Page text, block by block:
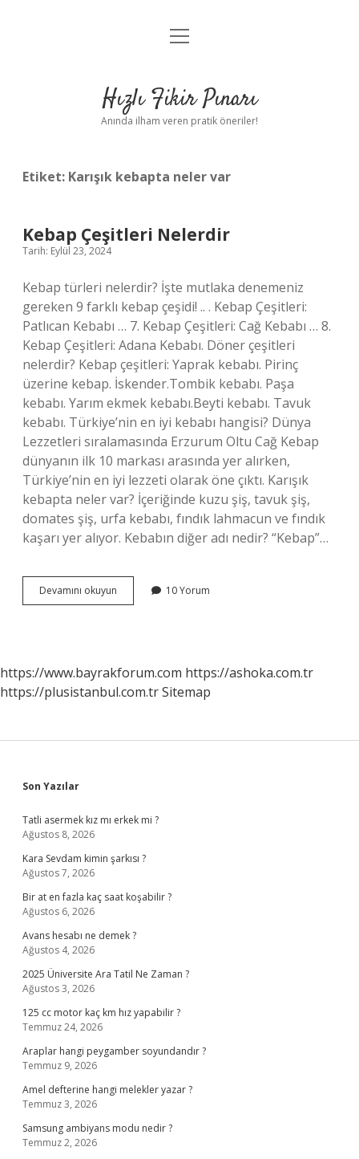
Anasayfa
Yasal Uyarı
menüyü
Hızlı Fikir Pınarı
Anında ilham veren pratik öneriler!
Etiket: Karışık kebapta neler var
Kebap Çeşitleri Nelerdir
Tarih: Eylül 23, 2024
Kebap türleri nelerdir? İşte mutlaka denemeniz
gereken 9 farklı kebap çeşidi! .. . Kebap Çeşitleri:
Patlıcan Kebabı … 7. Kebap Çeşitleri: Cağ Kebabı … 8.
Kebap Çeşitleri: Adana Kebabı. Döner çeşitleri
nelerdir? Kebap çeşitleri: Yaprak kebabı. Pirinç
üzerine kebap. İskender.Tombik kebabı. Paşa
kebabı. Yarım ekmek kebabı.Beyti kebabı. Tavuk
kebabı. Türkiye’nin en iyi kebabı hangisi? Dünya
Lezzetleri sıralamasında Erzurum Oltu Cağ Kebap
dünyanın ilk 10 markası arasında yer alırken,
Türkiye’nin en iyi lezzeti olarak öne çıktı. Karışık
kebapta neler var? İçeriğinde kuzu şiş, tavuk şiş,
domates şiş, urfa kebabı, fındık lahmacun ve fındık
kaşarı yer alıyor. Kebabın diğer adı nedir? “Kebap”…
Devamını okuyun
Çeşitleri
10 Yorum
https://www.bayrakforum.com https://ashoka.com.tr
https://plusistanbul.com.trSitemap
Sidebar
Son Yazılar
Tatli asermek kız mı erkek mi ?
Ağustos 8, 2026
Kara Sevdam kimin şarkısı ?
Ağustos 7, 2026
Bir at en fazla kaç saat koşabilir ?
Ağustos 6, 2026
Avans hesabı ne demek ?
Ağustos 4, 2026
2025 Üniversite Ara Tatil Ne Zaman ?
Ağustos 3, 2026
125 cc motor kaç km hız yapabilir ?
Temmuz 24, 2026
Araplar hangi peygamber soyundandır ?
Temmuz 9, 2026
Amel defterine hangi melekler yazar ?
Temmuz 3, 2026
Samsung ambiyans modu nedir ?
Temmuz 2, 2026